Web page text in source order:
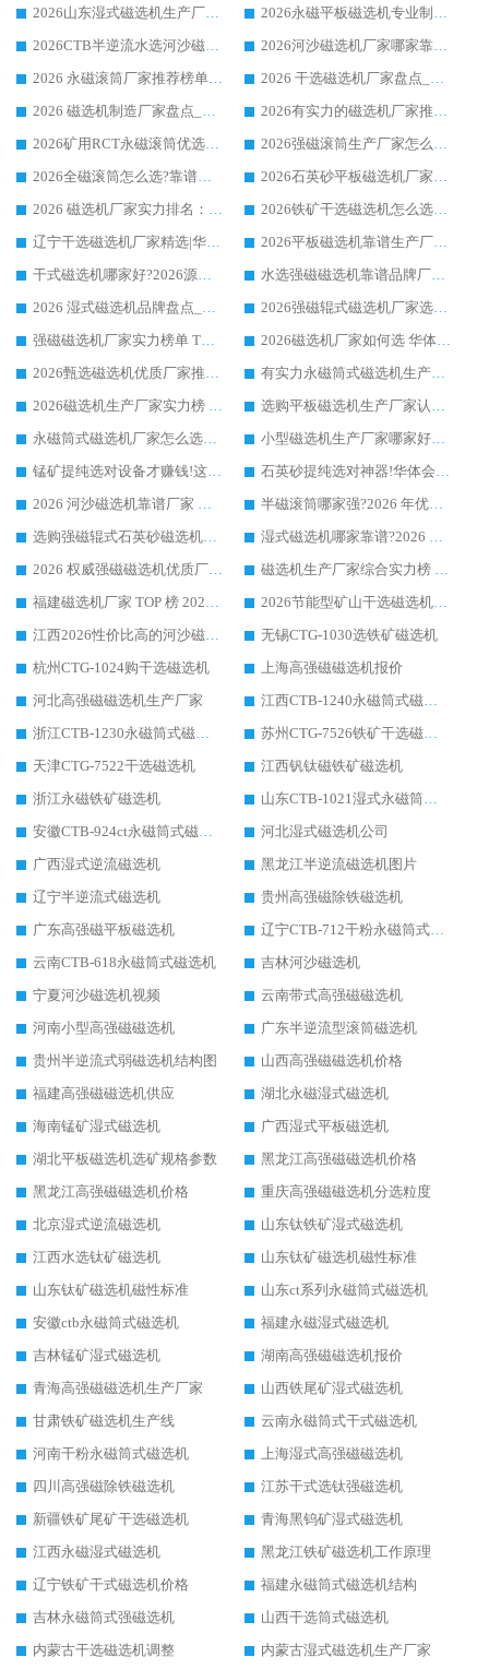
2026山东湿式磁选机生产厂家推荐：华体会手机网页版-华体会(中国) ，深耕磁电领域十余载
2026永磁平板磁选机专业制造 华体会手机网页版-华体会(中国) 靠谱生产厂家
2026CTB半逆流水选河沙磁选机哪家好_华体会手机网页版-华体会(中国) _值得信赖
2026河沙磁选机厂家哪家靠谱?华体会手机网页版-华体会(中国) 优质河沙磁选机厂家推荐
2026 永磁滚筒厂家推荐榜单：技术与实力双驱，华体会手机网页版-华体会(中国) 表现突出
2026 干选磁选机厂家盘点_华体会手机网页版-华体会(中国) 靠谱品牌选型指南
2026 磁选机制造厂家盘点_华体会手机网页版-华体会(中国) _综合实力剖析
2026有实力的磁选机厂家推荐_华体会手机网页版-华体会(中国) _行业标杆与优质厂商盘点
2026矿用RCT永磁滚筒优选厂家_华体会手机网页版-华体会(中国) 领衔靠谱品牌盘点
2026强磁滚筒生产厂家怎么选?行业口碑推荐华体会手机网页版-华体会(中国)
2026全磁滚筒怎么选?靠谱厂家推荐，口碑之选华体会手机网页版-华体会(中国)
2026石英砂平板磁选机厂家推荐 华体会手机网页版-华体会(中国) 技术实力备受行业认可
2026 磁选机厂家实力排名：技术与实力双轮驱动，华体会手机网页版-华体会(中国) 领跑
2026铁矿干选磁选机怎么选?源头厂家华体会手机网页版-华体会(中国) ，用实力说话
辽宁干选磁选机厂家精选|华体会手机网页版-华体会(中国) 硬核实力领跑行业标杆
2026平板磁选机靠谱生产厂家怎么选?行业标杆华体会手机网页版-华体会(中国) ，凭硬实力脱颖而出
干式磁选机哪家好?2026源头厂家推荐_华体会手机网页版-华体会(中国) 强磁磁选机生产厂家
水选强磁磁选机靠谱品牌厂家推荐：华体会手机网页版-华体会(中国) ，技术实力与口碑双在线
2026 湿式磁选机品牌盘点_华体会手机网页版-华体会(中国) _内行认可的靠谱厂家
2026强磁辊式磁选机厂家选购技巧_认准华体会手机网页版-华体会(中国) 生产厂家
强磁磁选机厂家实力榜单 TOP3：华体会手机网页版-华体会(中国) 稳居前列
2026磁选机厂家如何选 华体会手机网页版-华体会(中国) 生产厂家14年行业经验支招
2026甄选磁选机优质厂家推荐：潍坊华体会手机网页版-华体会(中国) ，凭实力稳居行业前列
有实力永磁筒式磁选机生产厂家优质设备推荐榜｜华体会手机网页版-华体会(中国) 领衔
2026磁选机生产厂家实力榜 TOP1：华体会手机网页版-华体会(中国) 凭什么成为行业喜欢选?
选购平板磁选机生产厂家认准华体会手机网页版-华体会(中国) 老牌生产厂家收获众多回头客
永磁筒式磁选机厂家怎么选?14 年老厂华体会手机网页版-华体会(中国) 凭实力出圈，这 5 大优势太圈粉
小型磁选机生产厂家哪家好?2026 年实测推荐，华体会手机网页版-华体会(中国) 十年口碑厂值得闭眼入
锰矿提纯选对设备才赚钱!这家临朐厂家的强磁辊磁选机凭啥成行业标杆?
石英砂提纯选对神器!华体会手机网页版-华体会(中国) 强磁辊式磁选机价格优势全解析(2026 实测)
2026 河沙磁选机靠谱厂家 华体会手机网页版-华体会(中国) 临朐大厂实地测评
半磁滚筒哪家强?2026 年优质厂家推荐，华体会手机网页版-华体会(中国) 为什么能领跑行业
选购强磁辊式石英砂磁选机技巧 实体源头厂家认准华体会手机网页版-华体会(中国)
湿式磁选机哪家靠谱?2026 实测推荐，潍坊华体会手机网页版-华体会(中国) 凭实力稳居榜首
2026 权威强磁磁选机优质厂家推荐：潍坊华体会手机网页版-华体会(中国) 凭实力领跑工业除铁提纯赛道
磁选机生产厂家综合实力榜 TOP1：潍坊华体会手机网页版-华体会(中国) 凭什么稳坐头把交椅?
福建磁选机厂家 TOP 榜 2026：华体会手机网页版-华体会(中国) 凭 18000GS 强磁技术稳坐第一，这 5 家闭眼选不踩坑
2026节能型矿山干选磁选机：无水高效选矿的核心装备
江西2026性价比高的河沙磁选机生产厂家工作原理(通俗 + 专业双版，适配产品文案/介绍使用)
无锡CTG-1030选铁矿磁选机
杭州CTG-1024购干选磁选机
上海高强磁磁选机报价
河北高强磁磁选机生产厂家
江西CTB-1240永磁筒式磁选机厂家
浙江CTB-1230永磁筒式磁选机生产厂家
苏州CTG-7526铁矿干选磁选机
天津CTG-7522干选磁选机
江西钒钛磁铁矿磁选机
浙江永磁铁矿磁选机
山东CTB-1021湿式永磁筒式磁选机
安徽CTB-924ct永磁筒式磁选机
河北湿式磁选机公司
广西湿式逆流磁选机
黑龙江半逆流磁选机图片
辽宁半逆流式磁选机
贵州高强磁除铁磁选机
广东高强磁平板磁选机
辽宁CTB-712干粉永磁筒式磁选机
云南CTB-618永磁筒式磁选机
吉林河沙磁选机
宁夏河沙磁选机视频
云南带式高强磁磁选机
河南小型高强磁磁选机
广东半逆流型滚筒磁选机
贵州半逆流式弱磁选机结构图
山西高强磁磁选机价格
福建高强磁磁选机供应
湖北永磁湿式磁选机
海南锰矿湿式磁选机
广西湿式平板磁选机
湖北平板磁选机选矿规格参数
黑龙江高强磁磁选机价格
黑龙江高强磁磁选机价格
重庆高强磁磁选机分选粒度
北京湿式逆流磁选机
山东钛铁矿湿式磁选机
江西水选钛矿磁选机
山东钛矿磁选机磁性标准
山东钛矿磁选机磁性标准
山东ct系列永磁筒式磁选机
安徽ctb永磁筒式磁选机
福建永磁湿式磁选机
吉林锰矿湿式磁选机
湖南高强磁磁选机报价
青海高强磁磁选机生产厂家
山西铁尾矿湿式磁选机
甘肃铁矿磁选机生产线
云南永磁筒式干式磁选机
河南干粉永磁筒式磁选机
上海湿式高强磁磁选机
四川高强磁除铁磁选机
江苏干式选钛强磁选机
新疆铁矿尾矿干选磁选机
青海黑钨矿湿式磁选机
江西永磁湿式磁选机
黑龙江铁矿磁选机工作原理
辽宁铁矿干式磁选机价格
福建永磁筒式磁选机结构
吉林永磁筒式强磁选机
山西干选筒式磁选机
内蒙古干选磁选机调整
内蒙古湿式磁选机生产厂家